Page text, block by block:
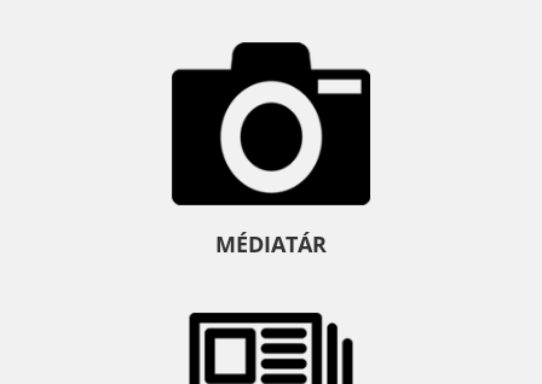
MÉDIATÁR